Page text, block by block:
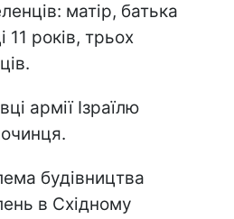
матір, батька
11 років, трьох
армії Ізраїлю
будівництва
в Східному